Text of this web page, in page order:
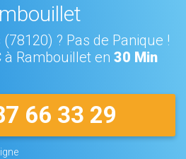
? Pas de Panique !
à Rambouillet en 30 Min
66 33 29